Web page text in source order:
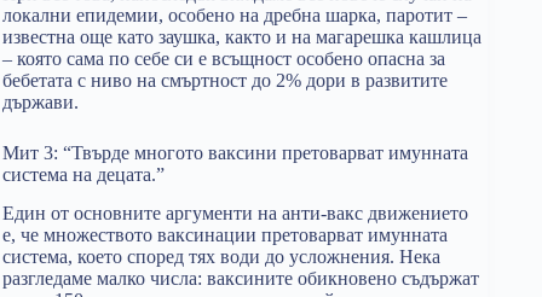
локални епидемии, особено на дребна шарка, паротит –
известна още като заушка, както и на магарешка кашлица
– която сама по себе си е всъщност особено опасна за
бебетата с ниво на смъртност до 2% дори в развитите
държави.
Мит 3: “Твърде многото ваксини претоварват имунната
система на децата.”
Един от основните аргументи на анти-вакс движението
е, че множеството ваксинации претоварват имунната
система, което според тях води до усложнения. Нека
разгледаме малко числа: ваксините обикновено съдържат